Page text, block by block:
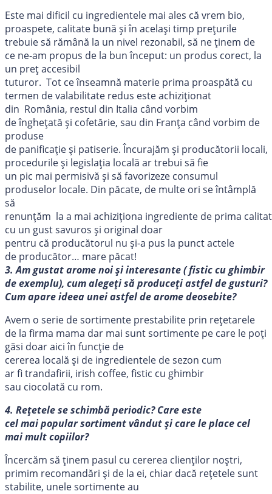
Este mai dificil cu ingredientele mai ales că vrem bio,
proaspete, calitate bună și în același timp prețurile
trebuie să rămână la un nivel rezonabil, să ne ţinem de
ce ne-am propus de la bun început: un produs corect, la
un preț accesibil
tuturor. Tot ce înseamnă materie prima proaspătă cu
termen de valabilitate redus este achiziționat
din România, restul din Italia când vorbim
de îngheţată şi cofetărie, sau din Franţa când vorbim de
produse
de panificaţie şi patiserie. Încurajăm şi producătorii locali,
procedurile şi legislaţia locală ar trebui să fie
un pic mai permisivă şi să favorizeze consumul
produselor locale. Din păcate, de multe ori se întâmplă
să
renunțăm la a mai achiziţiona ingrediente de prima
cu un gust savuros şi original doar
pentru că producătorul nu şi-a pus la punct actele
de producător… mare păcat!
3. Am gustat arome noi şi interesante ( fistic cu ghimbir
de exemplu), cum alegeţi să produceţi astfel de gusturi?
Cum apare ideea unei astfel de arome deosebite?
Avem o serie de sortimente prestabilite prin reţetarele
de la firma mama dar mai sunt sortimente pe care le poți
găsi doar aici în funcţie de
cererea locală şi de ingredientele de sezon cum
ar fi trandafirii, irish coffee, fistic cu ghimbir
sau ciocolată cu rom.
4. Reţetele se schimbă periodic? Care este
cel mai popular sortiment vândut și care le place cel
mai mult copiilor?
Încercăm să ţinem pasul cu cererea clienţilor noştri,
primim recomandări şi de la ei, chiar dacă rețetele sunt
stabilite, unele sortimente au